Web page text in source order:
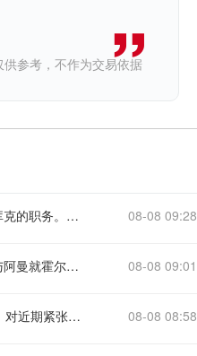
供参考，不作为交易依据
【特朗普再推解雇美联储理事库克，白宫指控其涉抵押贷款欺诈】 1. 美国总统特朗普再次寻求解除美联储理事莉萨·库克的职务。白宫本周致函库克，称特朗普“正在考虑”将其免职，并给予三周时间回应有关抵押贷款欺诈的指控。白宫副幕僚长斯卡维诺在信中表示，库克涉嫌的犯罪行为最高可判30年监禁，相关行为构成失职，影响其作为美联储理事的可信度。 2. 库克的律师回应称，相关指控“毫无依据”，不存在解除其职务的合法理由，并将继续挑战这一举动。特朗普去年曾以类似理由试图解雇库克，但美国最高法院今年6月裁定暂不允许其免职，认为库克在被解职前应获得法律规定的程序保障。 3. 美联储理事会独立性的问题再度引发关注。库克于2022年由前总统拜登任命，其任期至2032年。若特朗普成功将其解职，将进一步加剧外界对美联储政治独立性的担忧 08-08 09:28
【热点消息回顾：美官员称伊阿协议在望 沙特土耳其巴基斯坦签署共同防务协议】 1. 一名美国官员周五透露，伊朗与阿曼就霍尔木兹海峡控制权的谈判已取得进展，预计很快将达成协议。该官员表示，一旦协议宣布并恢复商业航运，美国将解除对伊朗港口的封锁，但美方行动将基于伊朗的实际履约情况。不过，伊朗方面此前否认正进行相关谈判，协议能否落地仍存不确定性。 2. 同日，沙特阿拉伯、土耳其和巴基斯坦在麦加签署了一项共同防务协议，旨在加强针对侵略的共同威慑，规定对其中任何一国的武装攻击将被视为对三国的攻击。土耳其表示该协议纯属防御性质，不针对任何特定国家，但签署时间正值伊朗紧张局势升级之际。 3. 黎巴嫩与以色列方面，据一名黎巴嫩官员透露，双方已就核查真主党解除武装的候选国家名单达成一致，美国将从该短名单中选定国家，这是美国斡旋结束黎巴嫩南部战线冲突努力的一部分。 4. 在伊朗国内，总统佩泽希齐扬为政府外交政策辩护，反驳强硬派反对谈判的立场。他坚称大多数高级军事指挥官支持通过谈判达成停火协议。分析人士指出，伊朗总统与最高领袖及革命卫队之间的裂痕迹象，可能使和平努力复杂化。自7月29日以来，美国中央指挥部未报告对伊朗实施新的打击行动 08-08 09:01
【安理会就也门局势升级表关切 谴责违规飞行及胡塞武装袭击】 1. 联合国安理会成员于8月7日就地门局势发表声明，对近期紧张态势持续升级表示关切，强调各方应避免采取任何可能破坏也门和平进程或危及国际和平与安全的行动。 2. 声明中，安理会成员对7月3日和13日未经也门政府许可和批准、分别有飞机降落萨那国际机场和荷台达机场的事件予以谴责，指出上述行为违反了国际民用航空相关规则。 3. 安理会成员同时谴责胡塞武装自7月13日以来持续向沙特阿拉伯发动导弹袭击，以及自7月22日起针对商船展开的多次攻击行为 08-08 08:58